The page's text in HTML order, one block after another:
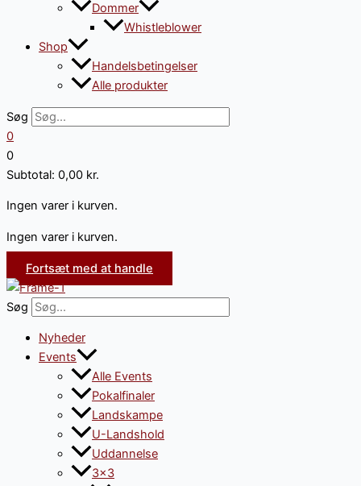
Dommer
Whistleblower
Shop
Handelsbetingelser
Alle produkter
Søg
0
0
Subtotal: 0,00 kr.
Ingen varer i kurven.
Ingen varer i kurven.
Fortsæt med at handle
Søg
Nyheder
Events
Alle Events
Pokalfinaler
Landskampe
U-Landshold
Uddannelse
3×3